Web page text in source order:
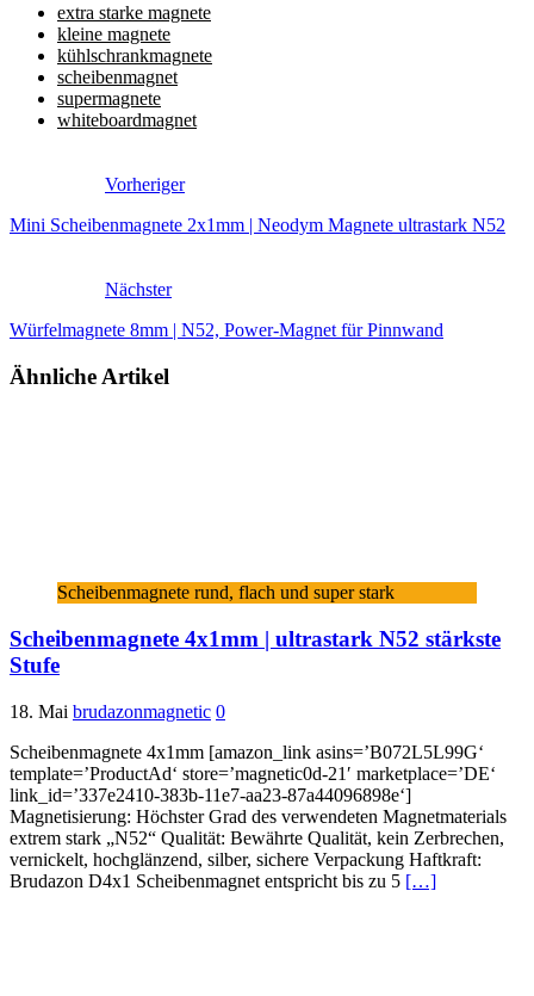
extra starke magnete
kleine magnete
kühlschrankmagnete
scheibenmagnet
supermagnete
whiteboardmagnet
Vorheriger
Mini Scheibenmagnete 2x1mm | Neodym Magnete ultrastark N52
Nächster
Würfelmagnete 8mm | N52, Power-Magnet für Pinnwand
Ähnliche Artikel
Scheibenmagnete rund, flach und super stark
Scheibenmagnete 4x1mm | ultrastark N52 stärkste
Stufe
18. Mai brudazonmagnetic 0
Scheibenmagnete 4x1mm [amazon_link asins=’B072L5L99G‘
template=’ProductAd‘ store=’magnetic0d-21′ marketplace=’DE‘
link_id=’337e2410-383b-11e7-aa23-87a44096898e‘]
Magnetisierung: Höchster Grad des verwendeten Magnetmaterials
extrem stark „N52“ Qualität: Bewährte Qualität, kein Zerbrechen,
vernickelt, hochglänzend, silber, sichere Verpackung Haftkraft:
Brudazon D4x1 Scheibenmagnet entspricht bis zu 5 […]